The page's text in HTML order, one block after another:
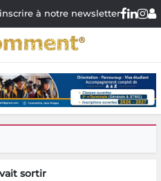
à notre newsletter
sortir